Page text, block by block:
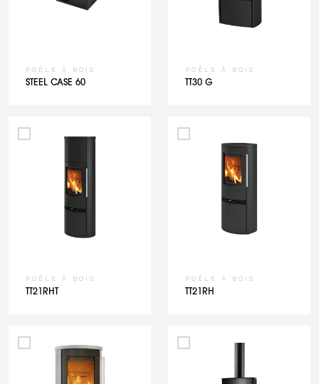
POÊLE À BOIS
STEEL CASE 60
POÊLE À BOIS
TT30 G
POÊLE À BOIS
TT21RHT
POÊLE À BOIS
TT21RH